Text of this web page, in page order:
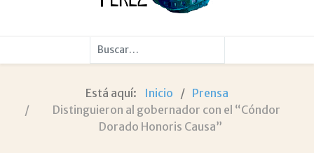
Buscar
Está aquí: Inicio
Prensa
Distinguieron al gobernador con el “Cóndor
Dorado Honoris Causa”